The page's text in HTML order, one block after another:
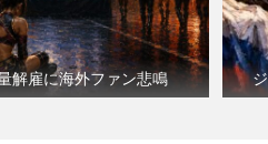
解雇に海外ファン悲鳴